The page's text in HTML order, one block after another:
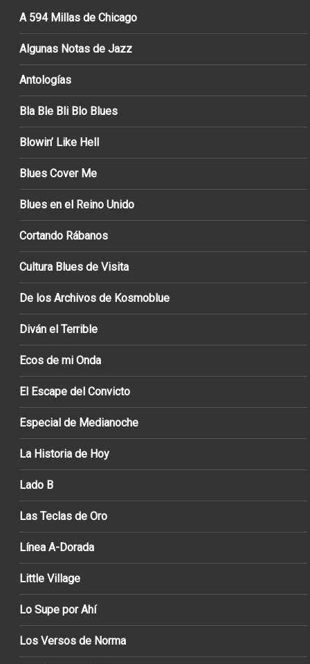
A 594 Millas de Chicago
Algunas Notas de Jazz
Antologías
Bla Ble Bli Blo Blues
Blowin’ Like Hell
Blues Cover Me
Blues en el Reino Unido
Cortando Rábanos
Cultura Blues de Visita
De los Archivos de Kosmoblue
Diván el Terrible
Ecos de mi Onda
El Escape del Convicto
Especial de Medianoche
La Historia de Hoy
Lado B
Las Teclas de Oro
Línea A-Dorada
Little Village
Lo Supe por Ahí
Los Versos de Norma